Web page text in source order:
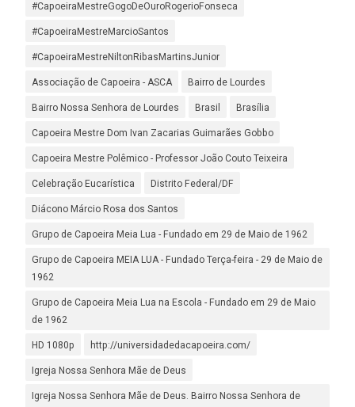
#CapoeiraMestreGogoDeOuroRogerioFonseca
#CapoeiraMestreMarcioSantos
#CapoeiraMestreNiltonRibasMartinsJunior
Associação de Capoeira - ASCA Bairro de Lourdes
Bairro Nossa Senhora de Lourdes Brasil Brasília
Capoeira Mestre Dom Ivan Zacarias Guimarães Gobbo
Capoeira Mestre Polêmico - Professor João Couto Teixeira
Celebração Eucarística Distrito Federal/DF
Diácono Márcio Rosa dos Santos
Grupo de Capoeira Meia Lua - Fundado em 29 de Maio de 1962
Grupo de Capoeira MEIA LUA - Fundado Terça-feira - 29 de Maio de
1962
Grupo de Capoeira Meia Lua na Escola - Fundado em 29 de Maio
de 1962
HD 1080p http://universidadedacapoeira.com/
Igreja Nossa Senhora Mãe de Deus
Igreja Nossa Senhora Mãe de Deus. Bairro Nossa Senhora de